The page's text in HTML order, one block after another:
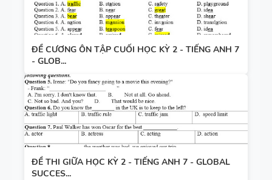
ĐỀ CƯƠNG ÔN TẬP CUỐI HỌC KỲ 2 - TIẾNG ANH 7
- GLOB...
ĐỀ THI GIỮA HỌC KỲ 2 - TIẾNG ANH 7 - GLOBAL
SUCCES...